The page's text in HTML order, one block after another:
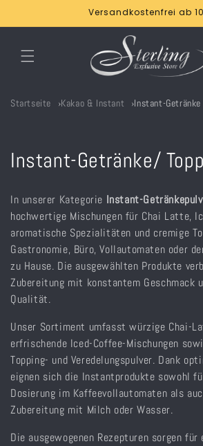
Inhalt
Versandkostenfrei ab
Startseite Kakao & Instant Instant-Getränke
K
t
e
g
o
r
i
e
:
Instant-Getränke/
In unserer Kategorie Instant-
hochwertige Mischungen für Chai Latte,
aromatische Spezialitäten und cremige
Gastronomie, Büro, Vollautomaten oder
zu Hause. Die ausgewählten Produkte
Zubereitung mit konstantem Geschmack
Qualität.
Unser Sortiment umfasst würzige Chai-
erfrischende Iced-Coffee-Mischungen
Topping- und Veredelungspulver. Dank
eignen sich die Instantprodukte sowohl
Dosierung im Kaffeevollautomaten als
Zubereitung mit Milch oder Wasser.
Die ausgewogenen Rezepturen sorgen